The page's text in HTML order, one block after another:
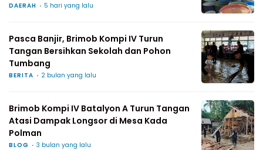
DAERAH 5 hari yang lalu
Pasca Banjir, Brimob Kompi IV Turun
Tangan Bersihkan Sekolah dan Pohon
Tumbang
BERITA 2 bulan yang lalu
Brimob Kompi IV Batalyon A Turun Tangan
Atasi Dampak Longsor di Mesa Kada
Polman
BLOG 3 bulan yang lalu